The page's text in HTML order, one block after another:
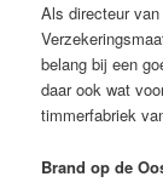
Als directeur
belang bij een
daar ook wat
timmerfabriek
Brand op de